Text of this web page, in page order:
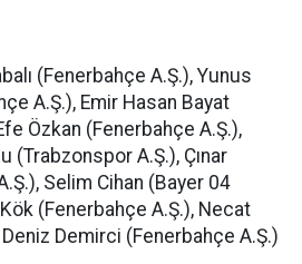
(Fenerbahçe A.Ş.), Yunus
A.Ş.), Emir Hasan Bayat
Özkan (Fenerbahçe A.Ş.),
(Trabzonspor A.Ş.), Çınar
Selim Cihan (Bayer 04
(Fenerbahçe A.Ş.), Necat
Demirci (Fenerbahçe A.Ş.)